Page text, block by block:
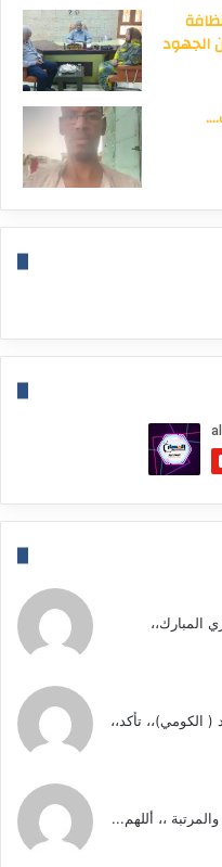
الجهود
المبارك،،
الكومي)،، تأكد،،
،، أللهم...